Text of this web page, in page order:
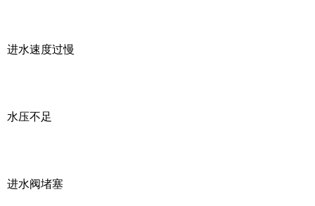
进水速度过慢
水压不足
进水阀堵塞